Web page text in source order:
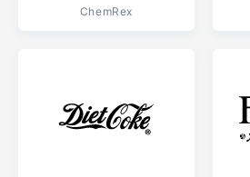
ChemRex